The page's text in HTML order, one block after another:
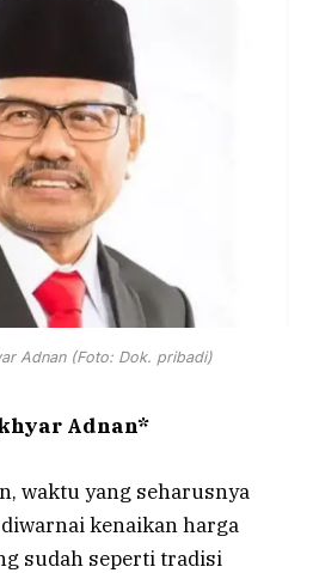
Adnan (Foto: Dok. pribadi)
Adnan*
waktu yang seharusnya
kenaikan harga
sudah seperti tradisi